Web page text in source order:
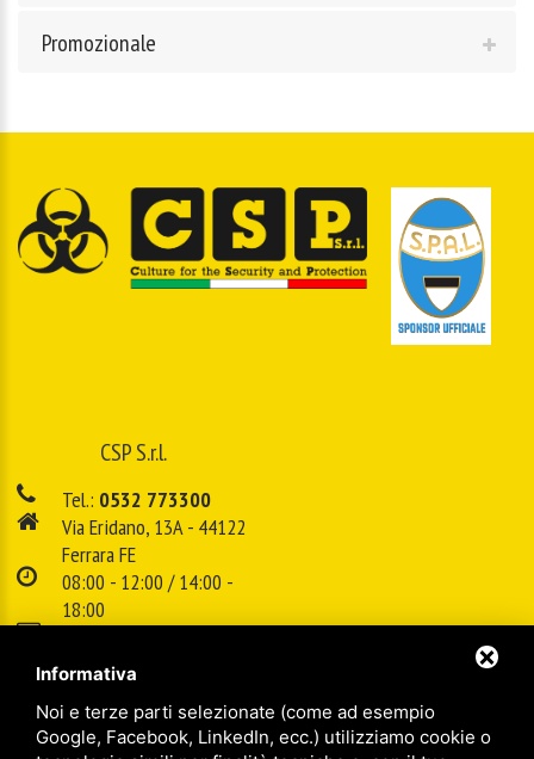
Promozionale
CSP S.r.l.
Tel.: 0532 773300
Via Eridano, 13A - 44122
Ferrara FE
08:00 - 12:00 / 14:00 -
18:00
info@cspsrl.biz
Sitemap / Privacy policy/Legal
Informativa
Noi e terze parti selezionate (come ad esempio
Google, Facebook, LinkedIn, ecc.) utilizziamo cookie o